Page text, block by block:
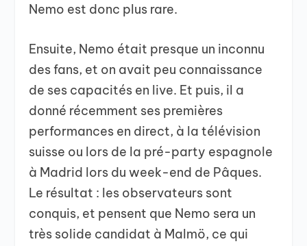
Nemo est donc plus rare.
Ensuite, Nemo était presque un inconnu
des fans, et on avait peu connaissance
de ses capacités en live. Et puis, il a
donné récemment ses premières
performances en direct, à la télévision
suisse ou lors de la pré-party espagnole
à Madrid lors du week-end de Pâques.
Le résultat : les observateurs sont
conquis, et pensent que Nemo sera un
très solide candidat à Malmö, ce qui